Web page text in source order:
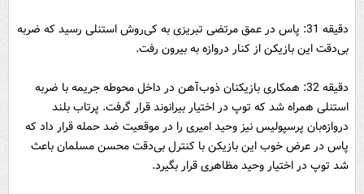
دقیقه 31: پاس در عمق مرتضی تبریزی به کی‌روش استنلی رسید که ضربه
بی‌دقت این بازیکن از کنار دروازه به بیرون رفت.
دقیقه 32: همکاری بازیکنان ذوب‌آهن در داخل محوطه جریمه با ضربه
استنلی همراه شد که توپ در اختیار بیرانوند قرار گرفت. پرتاب بلند
دروازه‌بان پرسپولیس نیز وحید امیری را در موقعیت ضد حمله قرار داد که
پاس در عرض خوب این بازیکن با کنترل بی‌‌دقت محسن مسلمان باعث
شد توپ در اختیار وحید مظاهری قرار بگیرد.